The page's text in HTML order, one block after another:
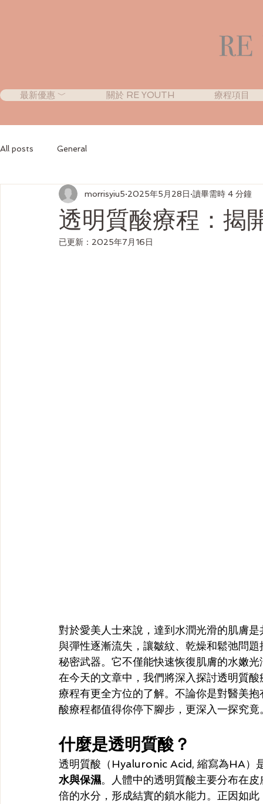
最新優惠 ﹀ 關於 RE YOUTH 療程項目
All posts General
透明質酸療程：揭
morrisyiu5 2025年5月28日 讀畢需時 4 分鐘
已更新： 2025年7月16日
對於愛美人士來說，達到水潤光滑的肌膚
與彈性逐漸流失，讓皺紋、乾燥和鬆弛問
秘密武器。它不僅能快速恢復肌膚的水嫩
在今天的文章中，我們將深入探討透明質
療程有更全方位的了解。不論你是對醫美
酸療程都值得你停下腳步，更深入一探究竟
什麼是透明質酸？
透明質酸（Hyaluronic Acid, 縮寫為HA）
水與保濕。人體中的透明質酸主要分布在
倍的水分，形成結實的鎖水能力。正因如